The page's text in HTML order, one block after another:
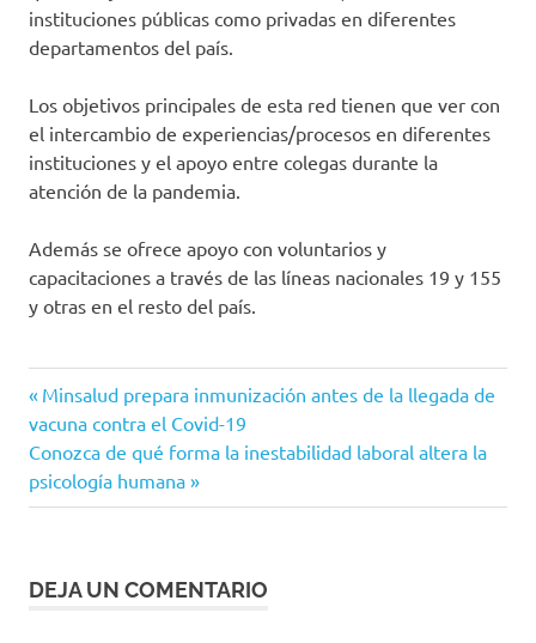
instituciones públicas como privadas en diferentes
departamentos del país.
Los objetivos principales de esta red tienen que ver con
el intercambio de experiencias/procesos en diferentes
instituciones y el apoyo entre colegas durante la
atención de la pandemia.
Además se ofrece apoyo con voluntarios y
capacitaciones a través de las líneas nacionales 19 y 155
y otras en el resto del país.
online
Coronavirus
COVID-
19
Psicología
Navegación
de
entradas
Entrada
anterior:
Minsalud prepara inmunización antes de la llegada de
vacuna contra el Covid-19
Siguiente
entrada:
Conozca de qué forma la inestabilidad laboral altera la
psicología humana
DEJA UN COMENTARIO